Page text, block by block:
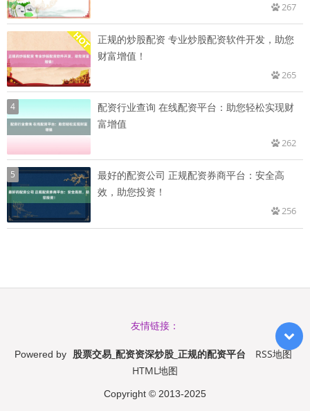
267
正规的炒股配资 专业炒股配资软件开发，助您
财富增值！
265
4
配资行业查询 在线配资平台：助您轻松实现财
富增值
262
5
最好的配资公司 正规配资券商平台：安全高
效，助您投资！
256
友情链接：
Powered by 股票交易_配资资深炒股_正规的配资平台
RSS地图
HTML地图
Copyright © 2013-2025